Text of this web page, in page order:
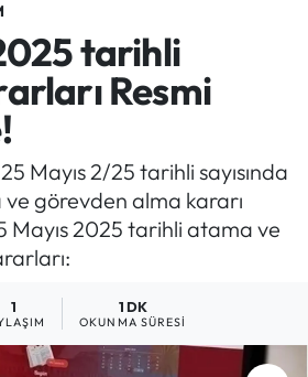
tarihli
Resmi
Mayıs 2/25 tarihli sayısında
görevden alma kararı
Mayıs 2025 tarihli atama ve
1 1 DK
OKUNMA SÜRESI